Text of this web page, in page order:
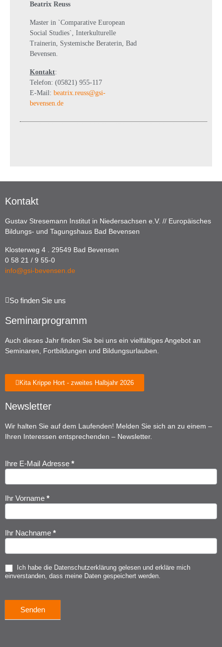
Beatrix Reuss
Master in `Comparative European
Social Studies`, Interkulturelle
Trainerin, Systemische Beraterin, Bad
Bevensen.
Kontakt:
Telefon: (05821) 955-117
E-Mail: beatrix.reuss@gsi-
bevensen.de
Kontakt
Gustav Stresemann Institut in Niedersachsen e.V. // Europäisches
Bildungs- und Tagungshaus Bad Bevensen
Klosterweg 4 . 29549 Bad Bevensen
0 58 21 / 9 55-0
info@gsi-bevensen.de
So finden Sie uns
Seminarprogramm
Auch dieses Jahr finden Sie bei uns ein vielfältiges Angebot an
Seminaren, Fortbildungen und Bildungsurlauben.
Kita Krippe Hort - zweites Halbjahr 2026
Newsletter
Wir halten Sie auf dem Laufenden! Melden Sie sich an zu einem –
Ihren Interessen entsprechenden – Newsletter.
Newsletter
Anmeldung
Ihre E-Mail Adresse *
Ihr Vorname *
Ihr Nachname *
Ich habe die Datenschutzerklärung gelesen und erkläre mich
einverstanden, dass meine Daten gespeichert werden.
Senden